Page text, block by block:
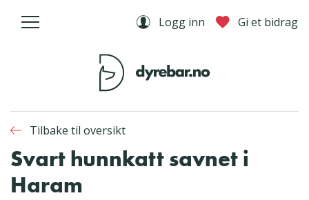
Logg inn Gi et bidrag
Tilbake til oversikt
Svart hunnkatt savnet i
Haram